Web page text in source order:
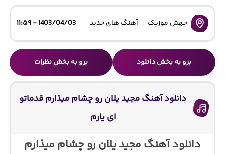
جهش موزیک آهنگ های جدید 1403/04/03 - ۱۱:۵۹
برو به بخش دانلود برو به بخش نظرات
دانلود آهنگ مجید یلان رو چشام میذارم قدماتو
ای یارم
دانلود آهنگ مجید یلان رو چشام میذارم